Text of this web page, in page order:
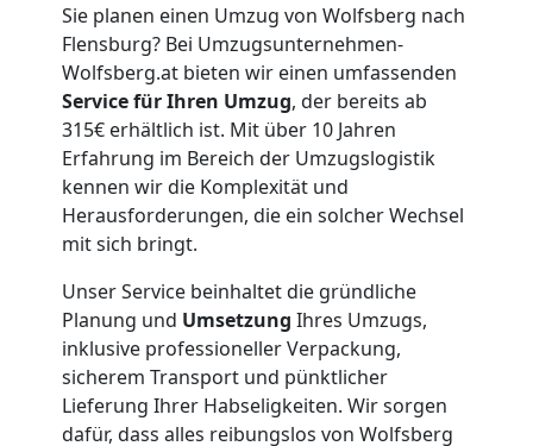
Sie planen einen Umzug von Wolfsberg nach
Flensburg? Bei Umzugsunternehmen-
Wolfsberg.at bieten wir einen umfassenden
Service für Ihren Umzug, der bereits ab
315€ erhältlich ist. Mit über 10 Jahren
Erfahrung im Bereich der Umzugslogistik
kennen wir die Komplexität und
Herausforderungen, die ein solcher Wechsel
mit sich bringt.
Unser Service beinhaltet die gründliche
Planung und Umsetzung Ihres Umzugs,
inklusive professioneller Verpackung,
sicherem Transport und pünktlicher
Lieferung Ihrer Habseligkeiten. Wir sorgen
dafür, dass alles reibungslos von Wolfsberg